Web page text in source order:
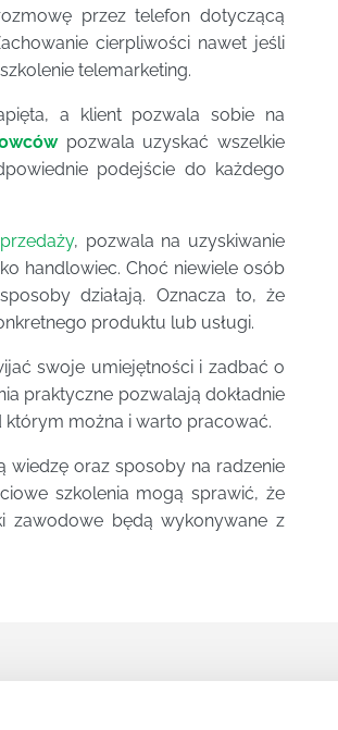
przez telefon dotyczącą
cierpliwości nawet jeśli
telemarketing.
a klient pozwala sobie na
pozwala uzyskać wszelkie
podejście do każdego
, pozwala na uzyskiwanie
handlowiec. Choć niewiele osób
działają. Oznacza to, że
produktu lub usługi.
swoje umiejętności i zadbać o
praktyczne pozwalają dokładnie
którym można i warto pracować.
wiedzę oraz sposoby na radzenie
szkolenia mogą sprawić, że
zawodowe będą wykonywane z